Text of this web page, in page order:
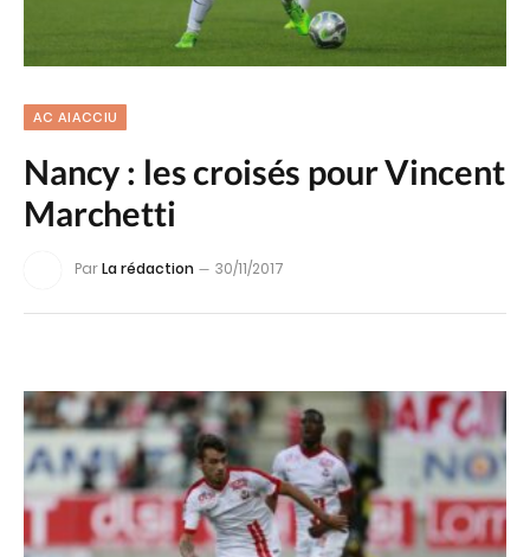
AC AIACCIU
Nancy : les croisés pour Vincent
Marchetti
ParLa rédaction 30/11/2017